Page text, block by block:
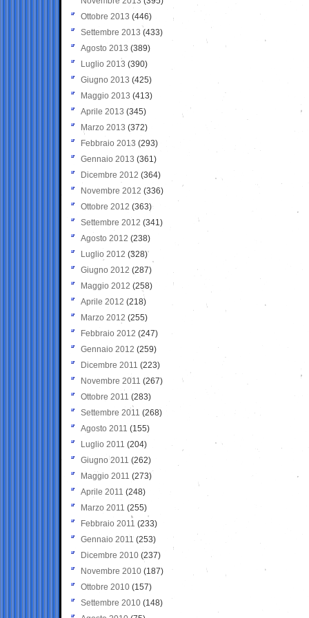
Ottobre 2013 (446)
Settembre 2013 (433)
Agosto 2013 (389)
Luglio 2013 (390)
Giugno 2013 (425)
Maggio 2013 (413)
Aprile 2013 (345)
Marzo 2013 (372)
Febbraio 2013 (293)
Gennaio 2013 (361)
Dicembre 2012 (364)
Novembre 2012 (336)
Ottobre 2012 (363)
Settembre 2012 (341)
Agosto 2012 (238)
Luglio 2012 (328)
Giugno 2012 (287)
Maggio 2012 (258)
Aprile 2012 (218)
Marzo 2012 (255)
Febbraio 2012 (247)
Gennaio 2012 (259)
Dicembre 2011 (223)
Novembre 2011 (267)
Ottobre 2011 (283)
Settembre 2011 (268)
Agosto 2011 (155)
Luglio 2011 (204)
Giugno 2011 (262)
Maggio 2011 (273)
Aprile 2011 (248)
Marzo 2011 (255)
Febbraio 2011 (233)
Gennaio 2011 (253)
Dicembre 2010 (237)
Novembre 2010 (187)
Ottobre 2010 (157)
Settembre 2010 (148)